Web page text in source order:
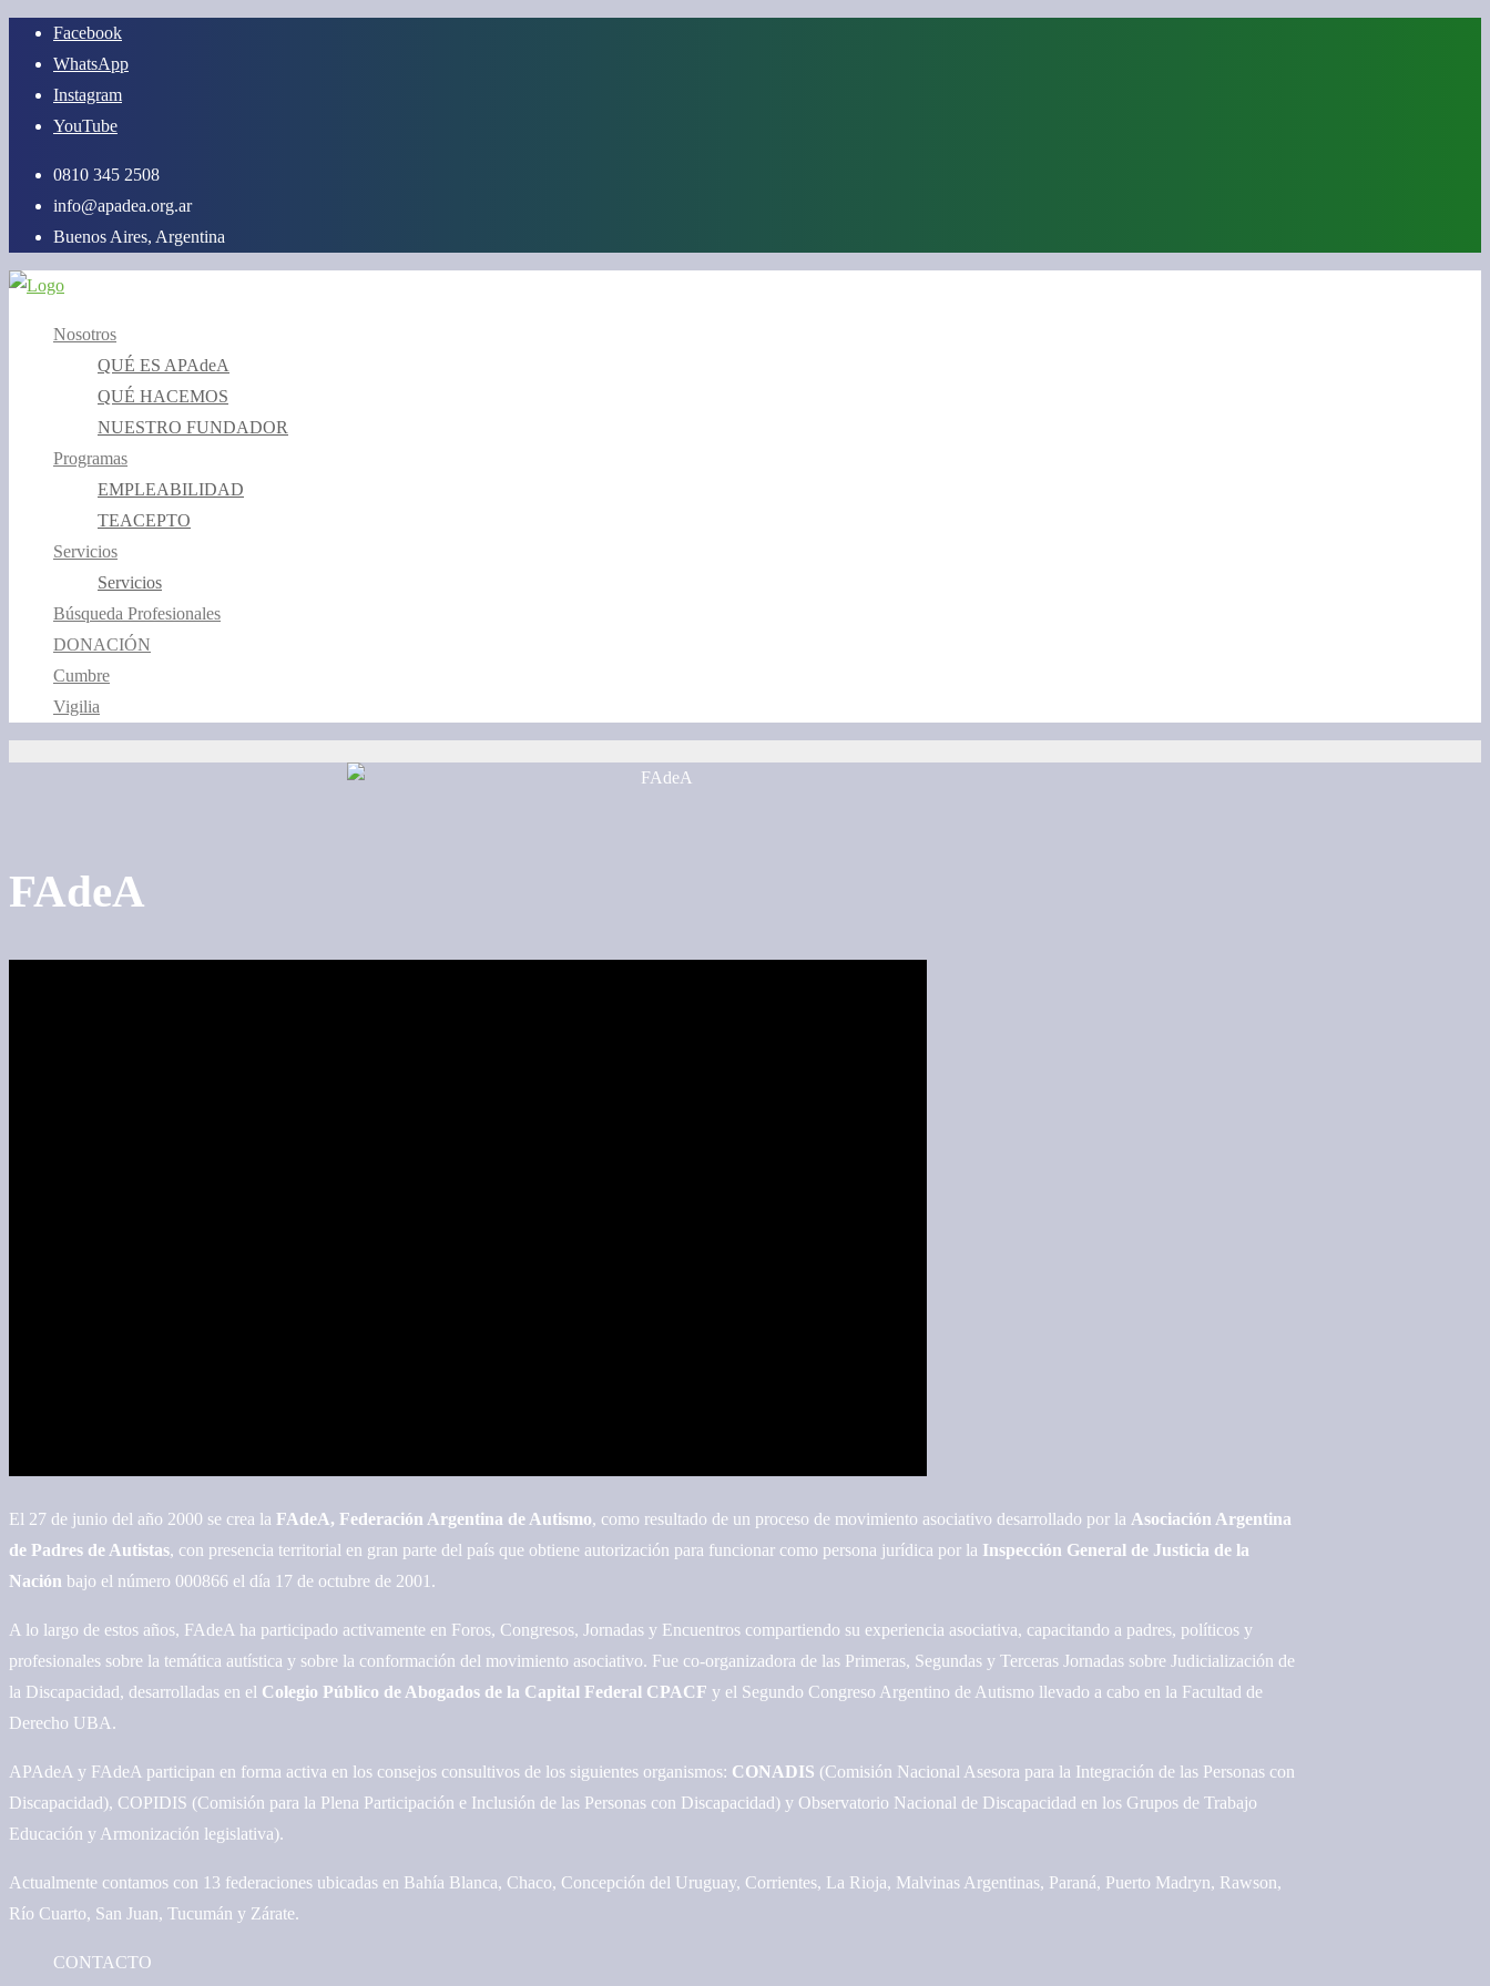
Saltar
contenido
Facebook
WhatsApp
Instagram
YouTube
0810 345 2508
info@apadea.org.ar
Buenos Aires, Argentina
Nosotros
QUÉ ES APAdeA
QUÉ HACEMOS
NUESTRO FUNDADOR
Programas
EMPLEABILIDAD
TEACEPTO
Servicios
Servicios
Búsqueda Profesionales
DONACIÓN
Cumbre
Vigilia
FAdeA
El 27 de junio del año 2000 se crea la FAdeA, Federación Argentina de Autismo, como resultado de un proceso de movimiento asociativo desarrollado por la Asociación Argentina
de Padres de Autistas, con presencia territorial en gran parte del país que obtiene autorización para funcionar como persona jurídica por la Inspección General de Justicia de la
Nación bajo el número 000866 el día 17 de octubre de 2001.
A lo largo de estos años, FAdeA ha participado activamente en Foros, Congresos, Jornadas y Encuentros compartiendo su experiencia asociativa, capacitando a padres, políticos y
profesionales sobre la temática autística y sobre la conformación del movimiento asociativo. Fue co-organizadora de las Primeras, Segundas y Terceras Jornadas sobre Judicialización de
la Discapacidad, desarrolladas en el Colegio Público de Abogados de la Capital Federal CPACF y el Segundo Congreso Argentino de Autismo llevado a cabo en la Facultad de
Derecho UBA.
APAdeA y FAdeA participan en forma activa en los consejos consultivos de los siguientes organismos: CONADIS (Comisión Nacional Asesora para la Integración de las Personas con
Discapacidad), COPIDIS (Comisión para la Plena Participación e Inclusión de las Personas con Discapacidad) y Observatorio Nacional de Discapacidad en los Grupos de Trabajo
Educación y Armonización legislativa).
Actualmente contamos con 13 federaciones ubicadas en Bahía Blanca, Chaco, Concepción del Uruguay, Corrientes, La Rioja, Malvinas Argentinas, Paraná, Puerto Madryn, Rawson,
Río Cuarto, San Juan, Tucumán y Zárate.
CONTACTO